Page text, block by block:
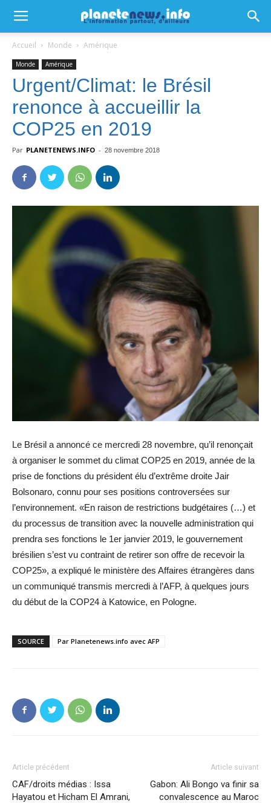
Accueil Monde Amérique
Monde Amérique
Urgent/Climat: le Brésil
renonce à accueillir la
COP25 en 2019
Par PLANETENEWS.INFO - 28 novembre 2018
Le Brésil a annoncé ce mercredi 28 novembre, qu’il renonçait
à organiser le sommet du climat COP25 en 2019, année de la
prise de fonctions du président élu d’extrême droite Jair
Bolsonaro, connu pour ses positions controversées sur
l’environnement. «En raison de restrictions budgétaires (…) et
du processus de transition avec la nouvelle administration qui
prendra ses fonctions le 1er janvier 2019, le gouvernement
brésilien s’est vu contraint de retirer son offre de recevoir la
COP25», a expliqué le ministère des Affaires étrangères dans
un communiqué transmis mercredi à l’AFP, à quelques jours
du début de la COP24 à Katowice, en Pologne.
SOURCE Par Planetenews.info avec AFP
Article précédent
CAF/droits médias : Issa
Hayatou et Hicham El Amrani,
Article suivant
Gabon: Ali Bongo va finir sa
convalescence au Maroc